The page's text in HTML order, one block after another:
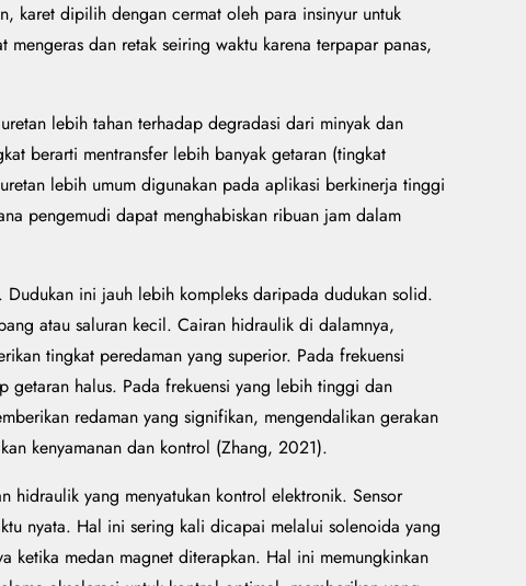
karet dipilih dengan cermat oleh para insinyur untuk
dan retak seiring waktu karena terpapar panas,
lebih tahan terhadap degradasi dari minyak dan
berarti mentransfer lebih banyak getaran (tingkat
lebih umum digunakan pada aplikasi berkinerja tinggi
pengemudi dapat menghabiskan ribuan jam dalam
ini jauh lebih kompleks daripada dudukan solid.
atau saluran kecil. Cairan hidraulik di dalamnya,
tingkat peredaman yang superior. Pada frekuensi
getaran halus. Pada frekuensi yang lebih tinggi dan
redaman yang signifikan, mengendalikan gerakan
kenyamanan dan kontrol (Zhang, 2021).
yang menyatukan kontrol elektronik. Sensor
nyata. Hal ini sering kali dicapai melalui solenoida yang
ketika medan magnet diterapkan. Hal ini memungkinkan